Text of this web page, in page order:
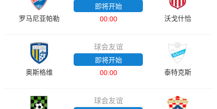
罗马尼亚帕勒
即将开始
00:00
沃戈什恰
奥斯格维
球会友谊
即将开始
00:00
泰特克斯
球会友谊